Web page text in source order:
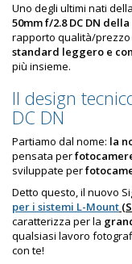
Uno degli ultimi nati
50mm f/2.8 DC DN
rapporto qualità/prezzo
standard leggero e
più insieme.
Il design
DC DN
Partiamo dal nome: la
pensata per
sviluppate per
Detto questo, il nuovo
per i sistemi L-Mount
caratterizza per la
qualsiasi lavoro
con te!